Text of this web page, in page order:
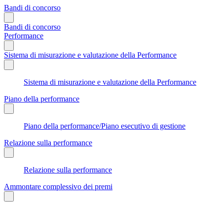
Bandi di concorso
Bandi di concorso
Performance
Sistema di misurazione e valutazione della Performance
Sistema di misurazione e valutazione della Performance
Piano della performance
Piano della performance/Piano esecutivo di gestione
Relazione sulla performance
Relazione sulla performance
Ammontare complessivo dei premi